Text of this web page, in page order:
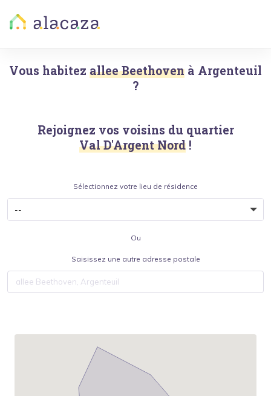
Vous habitez allee Beethoven à Argenteuil
?
Rejoignez vos voisins du quartier
Val D'Argent Nord !
Sélectionnez votre lieu de résidence
Ou
Saisissez une autre adresse postale